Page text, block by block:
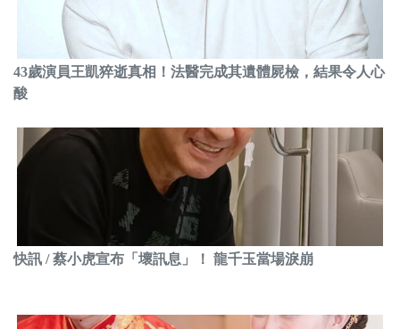
43歲演員王凱猝逝真相！法醫完成其遺體屍檢，結果令人心
酸
快訊 / 蔡小虎宣布「壞訊息」！ 龍千玉當場淚崩